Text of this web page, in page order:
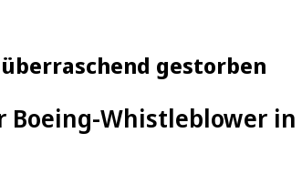
gestorben
Boeing-Whistleblower